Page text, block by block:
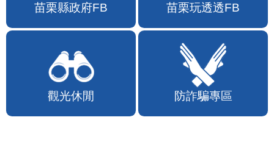
苗栗縣政府FB 苗栗玩透透FB
觀光休閒 防詐騙專區